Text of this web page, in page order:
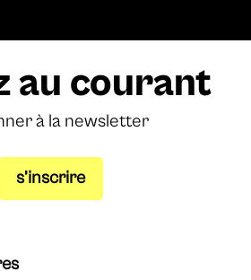
au courant
à la newsletter
s’inscrire